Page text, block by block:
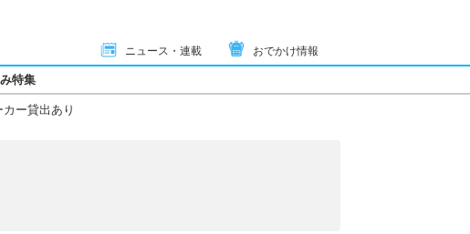
ニュース・連載 おでかけ情報
特集
カー貸出あり